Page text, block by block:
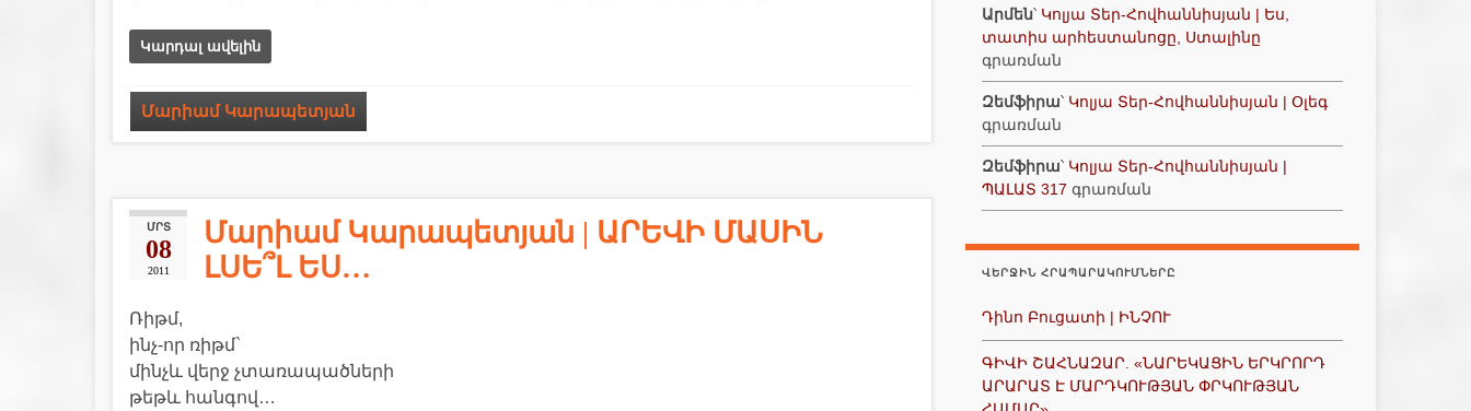
Կարդալ ավելին
Մարիամ Կարապետյան
ՄՐՏ
08
2011
Մարիամ Կարապետյան | ԱՐԵՎԻ ՄԱՍԻՆ
ԼՍԵ՞Լ ԵՍ…
Ռիթմ,
ինչ-որ ռիթմ`
մինչև վերջ չտառապածների
թեթև հանգով…
Արմեն՝ Կոլյա Տեր-Հովհաննիսյան | Ես,
տատիս արհեստանոցը, Ստալինը
գրառման
Զեմֆիրա՝ Կոլյա Տեր-Հովհաննիսյան | Օլեգ
գրառման
Զեմֆիրա՝ Կոլյա Տեր-Հովհաննիսյան |
ՊԱԼԱՏ 317 գրառման
ՎԵՐՋԻՆ ՀՐԱՊԱՐԱԿՈՒՄՆԵՐԸ
Դինո Բուցատի | ԻՆՉՈՒ
ԳԻՎԻ ՇԱՀՆԱԶԱՐ. «ՆԱՐԵԿԱՑԻՆ ԵՐԿՐՈՐԴ
ԱՐԱՐԱՏ Է ՄԱՐԴԿՈՒԹՅԱՆ ՓՐԿՈՒԹՅԱՆ